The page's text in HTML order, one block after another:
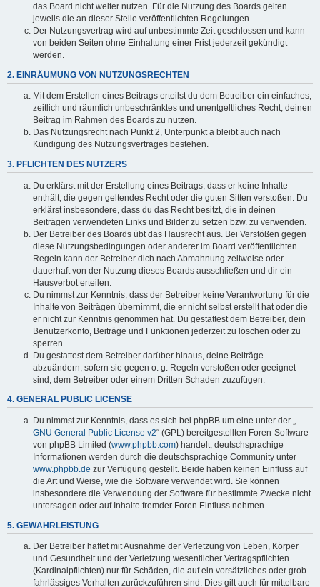
das Board nicht weiter nutzen. Für die Nutzung des Boards gelten
jeweils die an dieser Stelle veröffentlichten Regelungen.
Der Nutzungsvertrag wird auf unbestimmte Zeit geschlossen und kann
von beiden Seiten ohne Einhaltung einer Frist jederzeit gekündigt
werden.
2. EINRÄUMUNG VON NUTZUNGSRECHTEN
Mit dem Erstellen eines Beitrags erteilst du dem Betreiber ein einfaches,
zeitlich und räumlich unbeschränktes und unentgeltliches Recht, deinen
Beitrag im Rahmen des Boards zu nutzen.
Das Nutzungsrecht nach Punkt 2, Unterpunkt a bleibt auch nach
Kündigung des Nutzungsvertrages bestehen.
3. PFLICHTEN DES NUTZERS
Du erklärst mit der Erstellung eines Beitrags, dass er keine Inhalte
enthält, die gegen geltendes Recht oder die guten Sitten verstoßen. Du
erklärst insbesondere, dass du das Recht besitzt, die in deinen
Beiträgen verwendeten Links und Bilder zu setzen bzw. zu verwenden.
Der Betreiber des Boards übt das Hausrecht aus. Bei Verstößen gegen
diese Nutzungsbedingungen oder anderer im Board veröffentlichten
Regeln kann der Betreiber dich nach Abmahnung zeitweise oder
dauerhaft von der Nutzung dieses Boards ausschließen und dir ein
Hausverbot erteilen.
Du nimmst zur Kenntnis, dass der Betreiber keine Verantwortung für die
Inhalte von Beiträgen übernimmt, die er nicht selbst erstellt hat oder die
er nicht zur Kenntnis genommen hat. Du gestattest dem Betreiber, dein
Benutzerkonto, Beiträge und Funktionen jederzeit zu löschen oder zu
sperren.
Du gestattest dem Betreiber darüber hinaus, deine Beiträge
abzuändern, sofern sie gegen o. g. Regeln verstoßen oder geeignet
sind, dem Betreiber oder einem Dritten Schaden zuzufügen.
4. GENERAL PUBLIC LICENSE
Du nimmst zur Kenntnis, dass es sich bei phpBB um eine unter der „
GNU General Public License v2“ (GPL) bereitgestellten Foren-Software
von phpBB Limited (www.phpbb.com) handelt; deutschsprachige
Informationen werden durch die deutschsprachige Community unter
www.phpbb.de zur Verfügung gestellt. Beide haben keinen Einfluss auf
die Art und Weise, wie die Software verwendet wird. Sie können
insbesondere die Verwendung der Software für bestimmte Zwecke nicht
untersagen oder auf Inhalte fremder Foren Einfluss nehmen.
5. GEWÄHRLEISTUNG
Der Betreiber haftet mit Ausnahme der Verletzung von Leben, Körper
und Gesundheit und der Verletzung wesentlicher Vertragspflichten
(Kardinalpflichten) nur für Schäden, die auf ein vorsätzliches oder grob
fahrlässiges Verhalten zurückzuführen sind. Dies gilt auch für mittelbare